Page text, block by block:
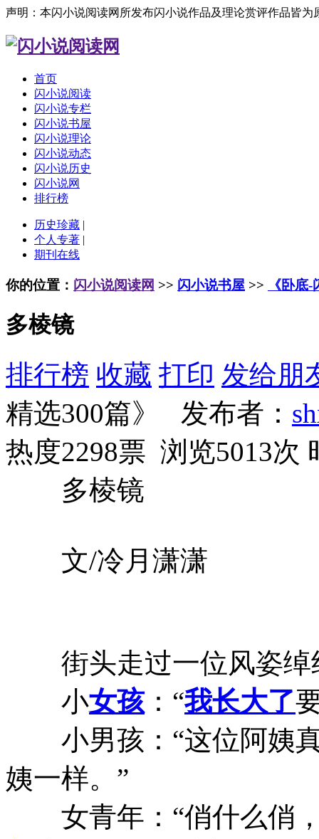
声明：本闪小说阅读网所发布闪小说作品及理论赏评作品皆
首页
闪小说阅读
闪小说专栏
闪小说书屋
闪小说理论
闪小说动态
闪小说历史
闪小说网
排行榜
历史珍藏 |
个人专著 |
期刊在线
你的位置： 闪小说阅读网 >> 闪小说书屋 >> 《卧底
多棱镜
排行榜 收藏 打印 发给朋
精选300篇》 发布者：
热度2298票 浏览5013次
多棱镜
文/冷月潇潇
街头走过一位风姿绰
小女孩 ：“我长大了
小男孩：“这位阿姨真
姨一样。”
女青年：“俏什么俏